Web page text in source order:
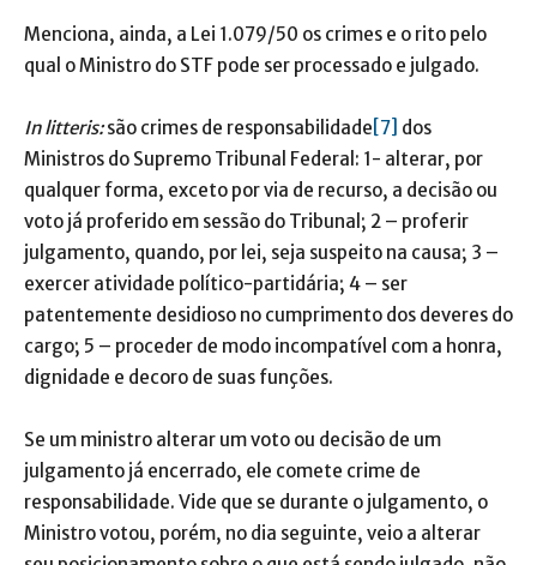
Menciona, ainda, a Lei 1.079/50 os crimes e o rito pelo
qual o Ministro do STF pode ser processado e julgado.
In litteris:são crimes de responsabilidade [7] dos
Ministros do Supremo Tribunal Federal: 1- alterar, por
qualquer forma, exceto por via de recurso, a decisão ou
voto já proferido em sessão do Tribunal; 2 – proferir
julgamento, quando, por lei, seja suspeito na causa; 3 –
exercer atividade político-partidária; 4 – ser
patentemente desidioso no cumprimento dos deveres do
cargo; 5 – proceder de modo incompatível com a honra,
dignidade e decoro de suas funções.
Se um ministro alterar um voto ou decisão de um
julgamento já encerrado, ele comete crime de
responsabilidade. Vide que se durante o julgamento, o
Ministro votou, porém, no dia seguinte, veio a alterar